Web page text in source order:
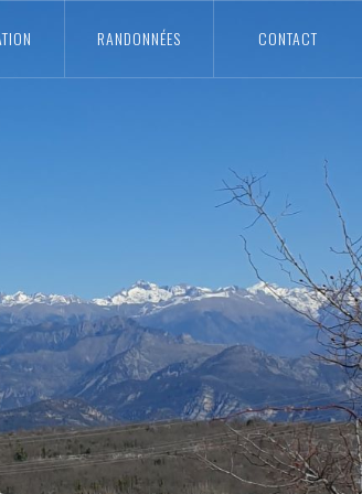
RANDONNÉES CONTACT